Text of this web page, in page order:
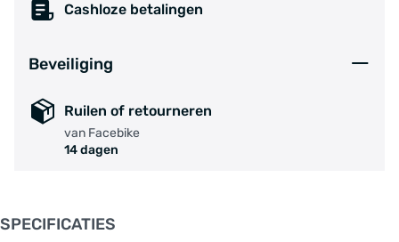
Cashloze betalingen
Beveiliging
Ruilen of retourneren
van Facebike
14 dagen
SPECIFICATIES